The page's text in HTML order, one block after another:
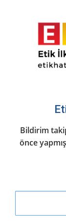
Bildirim
önce